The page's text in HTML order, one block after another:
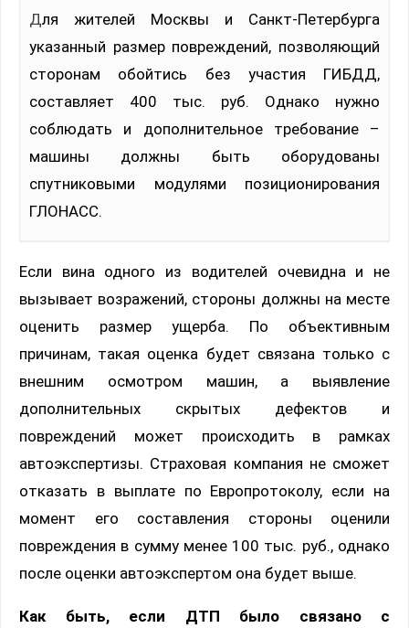
Для жителей Москвы и Санкт-Петербурга
указанный размер повреждений, позволяющий
сторонам обойтись без участия ГИБДД,
составляет 400 тыс. руб. Однако нужно
соблюдать и дополнительное требование –
машины должны быть оборудованы
спутниковыми модулями позиционирования
ГЛОНАСС.
Если вина одного из водителей очевидна и не
вызывает возражений, стороны должны на месте
оценить размер ущерба. По объективным
причинам, такая оценка будет связана только с
внешним осмотром машин, а выявление
дополнительных скрытых дефектов и
повреждений может происходить в рамках
автоэкспертизы. Страховая компания не сможет
отказать в выплате по Европротоколу, если на
момент его составления стороны оценили
повреждения в сумму менее 100 тыс. руб., однако
после оценки автоэкспертом она будет выше.
Как быть, если ДТП было связано с